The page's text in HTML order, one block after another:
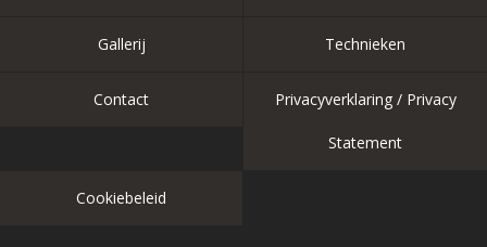
Gallerij Technieken
Contact Privacyverklaring / Privacy
Statement
Cookiebeleid